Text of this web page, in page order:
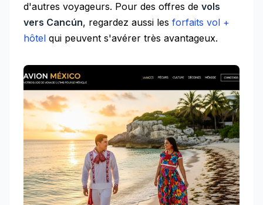
d'autres voyageurs. Pour des offres de vols
vers Cancún, regardez aussi les forfaits vol +
hôtel qui peuvent s'avérer très avantageux.